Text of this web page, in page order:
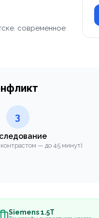
современное
3
— до 45 минут)
Siemens 1.5Т